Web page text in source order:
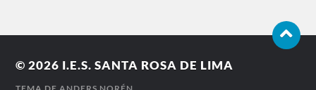
© 2026 I.E.S. SANTA ROSA DE LIMA